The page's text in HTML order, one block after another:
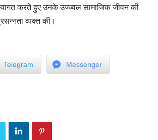
करते हुए उनके उज्ज्वल सामाजिक जीवन की
व्यक्त की।
Telegram Messenger